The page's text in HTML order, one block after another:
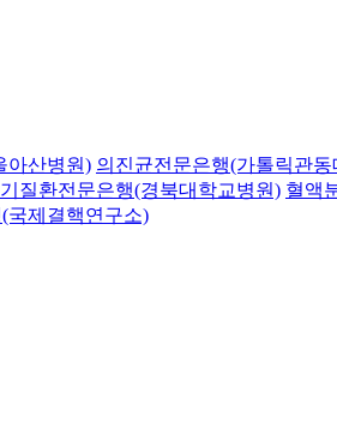
아산병원) 의진균전문은행(가톨릭관동
질환전문은행(경북대학교병원) 혈액
국제결핵연구소)